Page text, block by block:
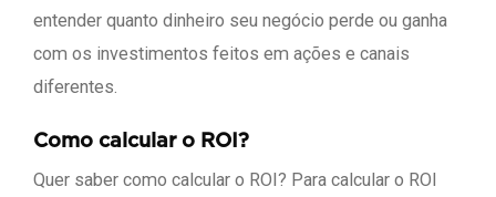
entender quanto dinheiro seu negócio perde ou ganha
com os investimentos feitos em ações e canais
diferentes.
Como calcular o ROI?
Quer saber como calcular o ROI? Para calcular o ROI